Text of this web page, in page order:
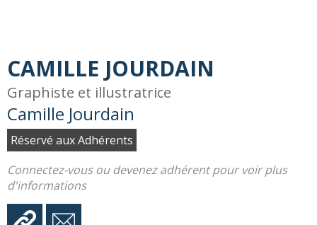
CAMILLE JOURDAIN
Graphiste et illustratrice
Camille Jourdain
Réservé aux Adhérents
Connectez-vous ou devenez adhérent pour voir plus
d'informations